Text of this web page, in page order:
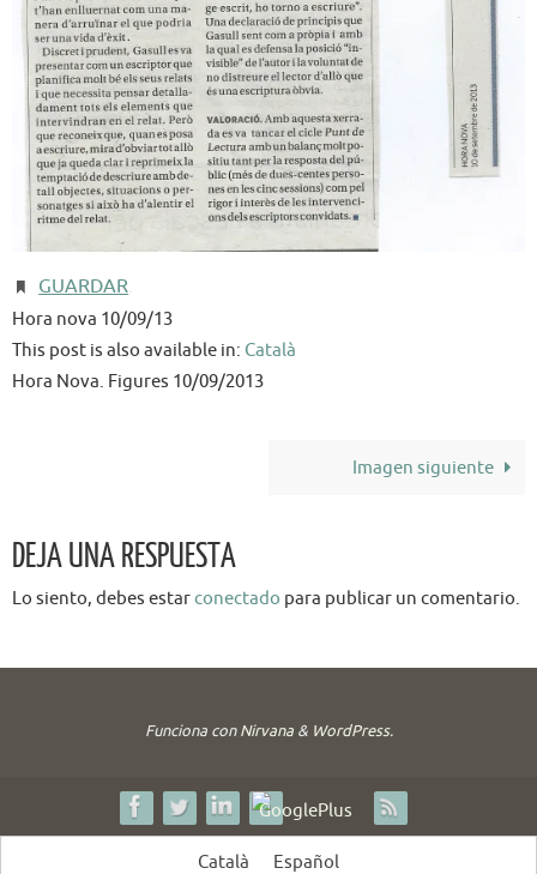
GUARDAR
Hora nova 10/09/13
This post is also available in: Català
Hora Nova. Figures 10/09/2013
Imagen siguiente
DEJA UNA RESPUESTA
Lo siento, debes estarconectado para publicar un comentario.
Funciona conNirvana& WordPress.
Català Español